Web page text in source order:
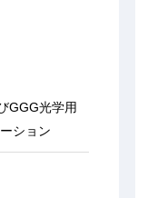
GGG光学用
ション